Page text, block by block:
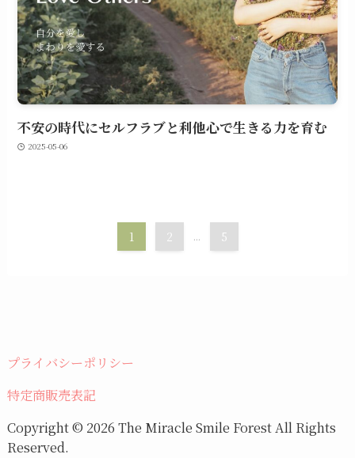
不安の時代にセルフラブと利他心で生きる力を育む
2025-05-06
1 2 ... 5
プライバシーポリシー
特定商販売表記
Copyright © 2026 The Miracle Smile Forest All Rights
Reserved.